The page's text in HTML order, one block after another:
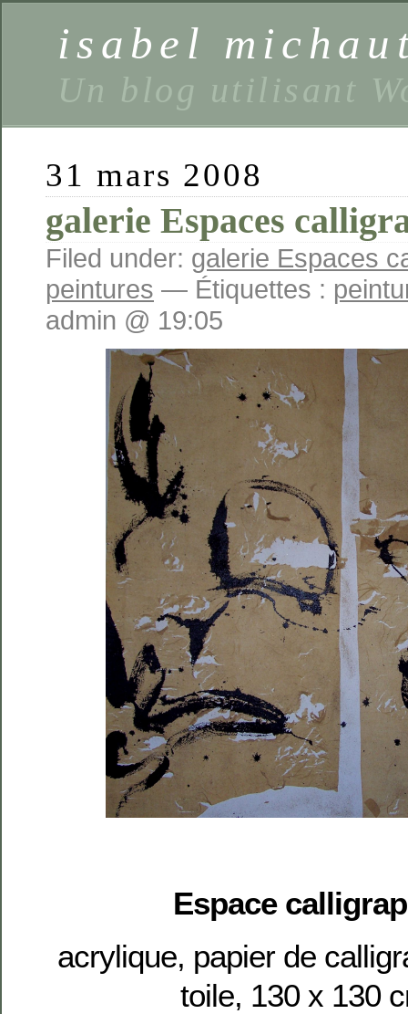
isabel
Un blog utilisant
31 mars 2008
galerie Espaces
Filed under: galerie Espaces
peintures — Étiquettes :
admin @ 19:05
Espace
acrylique, papier de
toile, 130 x 130